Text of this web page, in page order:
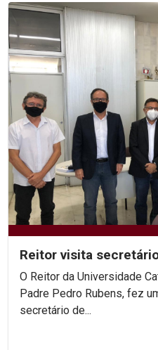
Reitor visita
O Reitor da Universidade
Padre Pedro Rubens, fez
secretário de...